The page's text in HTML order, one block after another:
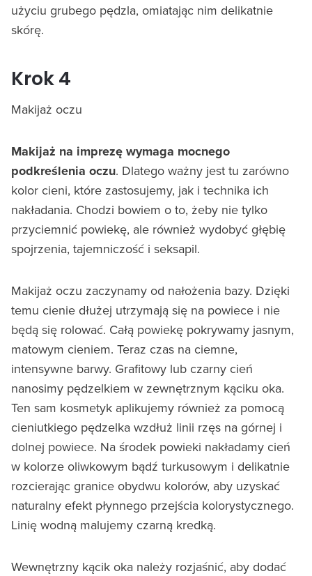
użyciu grubego pędzla, omiatając nim delikatnie
skórę.
Krok 4
Makijaż oczu
Makijaż na imprezę wymaga mocnego
podkreślenia oczu. Dlatego ważny jest tu zarówno
kolor cieni, które zastosujemy, jak i technika ich
nakładania. Chodzi bowiem o to, żeby nie tylko
przyciemnić powiekę, ale również wydobyć głębię
spojrzenia, tajemniczość i seksapil.
Makijaż oczu zaczynamy od nałożenia bazy. Dzięki
temu cienie dłużej utrzymają się na powiece i nie
będą się rolować. Całą powiekę pokrywamy jasnym,
matowym cieniem. Teraz czas na ciemne,
intensywne barwy. Grafitowy lub czarny cień
nanosimy pędzelkiem w zewnętrznym kąciku oka.
Ten sam kosmetyk aplikujemy również za pomocą
cieniutkiego pędzelka wzdłuż linii rzęs na górnej i
dolnej powiece. Na środek powieki nakładamy cień
w kolorze oliwkowym bądź turkusowym i delikatnie
rozcierając granice obydwu kolorów, aby uzyskać
naturalny efekt płynnego przejścia kolorystycznego.
Linię wodną malujemy czarną kredką.
Wewnętrzny kącik oka należy rozjaśnić, aby dodać